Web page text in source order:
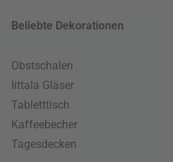
Beliebte Dekorationen
Obstschalen
Iittala Gläser
Tabletttisch
Kaffeebecher
Tagesdecken